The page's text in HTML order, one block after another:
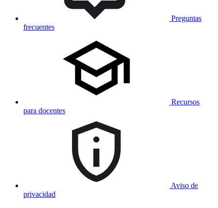
Preguntas
frecuentes
Recursos
para docentes
Aviso de
privacidad